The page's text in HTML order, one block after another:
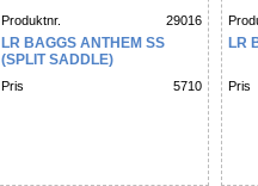
Produktnr. 29016
LR BAGGS ANTHEM SS
(SPLIT SADDLE)
Pris 5710
LR
Pris